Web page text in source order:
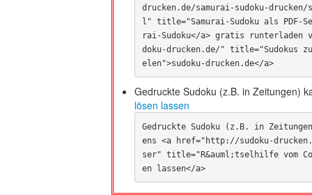
drucken.de/samurai-sudoku-drucken/
l" title="Samurai-Sudoku als PDF-
rai-Sudoku</a> gratis runterladen
doku-drucken.de/" title="Sudokus
elen">sudoku-drucken.de</a>
Gedruckte Sudoku (z.B. in Zeitungen)
lösen lassen
Gedruckte Sudoku (z.B. in
ens <a href="http://sudoku-
ser" title="R&auml;tselhilfe vom
en lassen</a>